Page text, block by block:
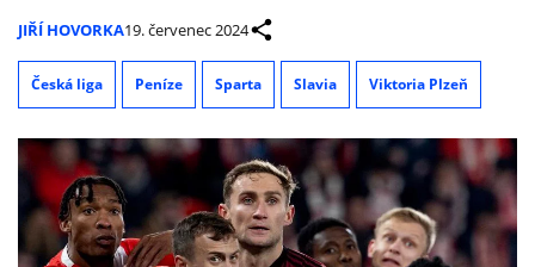
JIŘÍ HOVORKA19. červenec 2024
Česká liga Peníze Sparta Slavia Viktoria Plzeň